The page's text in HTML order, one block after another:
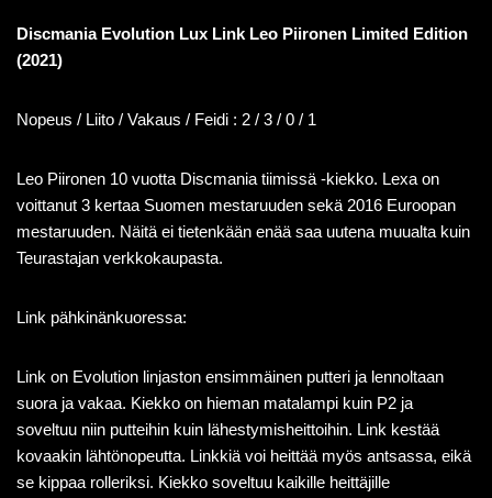
Discmania Evolution Lux Link Leo Piironen Limited Edition
(2021)
Nopeus / Liito / Vakaus / Feidi : 2 / 3 / 0 / 1
Leo Piironen 10 vuotta Discmania tiimissä -kiekko. Lexa on
voittanut 3 kertaa Suomen mestaruuden sekä 2016 Euroopan
mestaruuden. Näitä ei tietenkään enää saa uutena muualta kuin
Teurastajan verkkokaupasta.
Link pähkinänkuoressa:
Link on Evolution linjaston ensimmäinen putteri ja lennoltaan
suora ja vakaa. Kiekko on hieman matalampi kuin P2 ja
soveltuu niin putteihin kuin lähestymisheittoihin. Link kestää
kovaakin lähtönopeutta. Linkkiä voi heittää myös antsassa, eikä
se kippaa rolleriksi. Kiekko soveltuu kaikille heittäjille